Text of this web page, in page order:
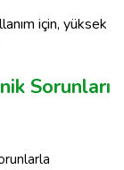
için, yüksek
Sorunları